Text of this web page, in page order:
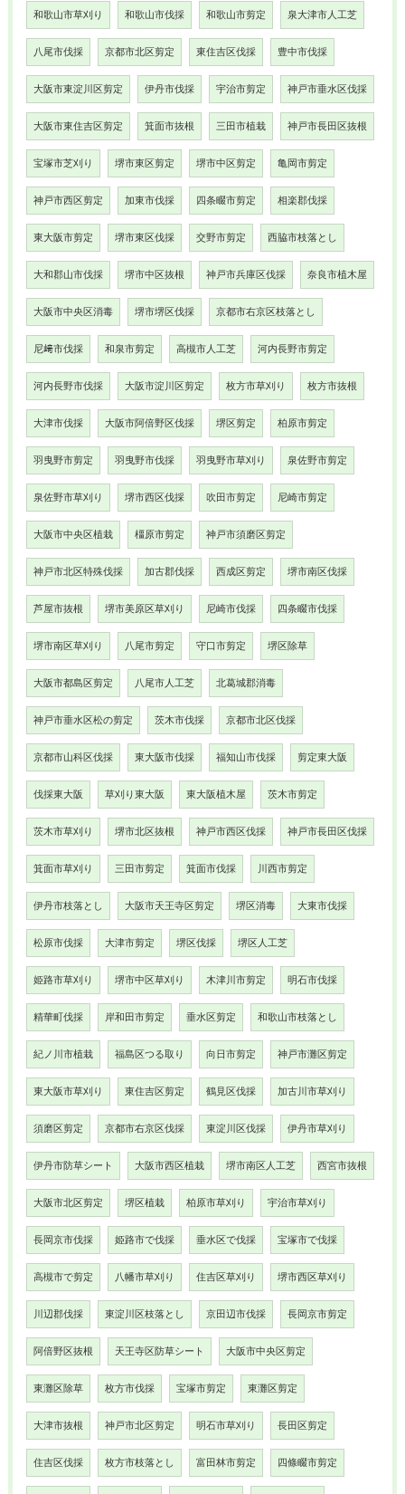
和歌山市草刈り 和歌山市伐採 和歌山市剪定 泉大津市人工芝
八尾市伐採 京都市北区剪定 東住吉区伐採 豊中市伐採
大阪市東淀川区剪定 伊丹市伐採 宇治市剪定 神戸市垂水区伐採
大阪市東住吉区剪定 箕面市抜根 三田市植栽 神戸市長田区抜根
宝塚市芝刈り 堺市東区剪定 堺市中区剪定 亀岡市剪定
神戸市西区剪定 加東市伐採 四条畷市剪定 相楽郡伐採
東大阪市剪定 堺市東区伐採 交野市剪定 西脇市枝落とし
大和郡山市伐採 堺市中区抜根 神戸市兵庫区伐採 奈良市植木屋
大阪市中央区消毒 堺市堺区伐採 京都市右京区枝落とし
尼﨑市伐採 和泉市剪定 高槻市人工芝 河内長野市剪定
河内長野市伐採 大阪市淀川区剪定 枚方市草刈り 枚方市抜根
大津市伐採 大阪市阿倍野区伐採 堺区剪定 柏原市剪定
羽曳野市剪定 羽曳野市伐採 羽曳野市草刈り 泉佐野市剪定
泉佐野市草刈り 堺市西区伐採 吹田市剪定 尼崎市剪定
大阪市中央区植栽 橿原市剪定 神戸市須磨区剪定
神戸市北区特殊伐採 加古郡伐採 西成区剪定 堺市南区伐採
芦屋市抜根 堺市美原区草刈り 尼崎市伐採 四条畷市伐採
堺市南区草刈り 八尾市剪定 守口市剪定 堺区除草
大阪市都島区剪定 八尾市人工芝 北葛城郡消毒
神戸市垂水区松の剪定 茨木市伐採 京都市北区伐採
京都市山科区伐採 東大阪市伐採 福知山市伐採 剪定東大阪
伐採東大阪 草刈り東大阪 東大阪植木屋 茨木市剪定
茨木市草刈り 堺市北区抜根 神戸市西区伐採 神戸市長田区伐採
箕面市草刈り 三田市剪定 箕面市伐採 川西市剪定
伊丹市枝落とし 大阪市天王寺区剪定 堺区消毒 大東市伐採
松原市伐採 大津市剪定 堺区伐採 堺区人工芝
姫路市草刈り 堺市中区草刈り 木津川市剪定 明石市伐採
精華町伐採 岸和田市剪定 垂水区剪定 和歌山市枝落とし
紀ノ川市植栽 福島区つる取り 向日市剪定 神戸市灘区剪定
東大阪市草刈り 東住吉区剪定 鶴見区伐採 加古川市草刈り
須磨区剪定 京都市右京区伐採 東淀川区伐採 伊丹市草刈り
伊丹市防草シート 大阪市西区植栽 堺市南区人工芝 西宮市抜根
大阪市北区剪定 堺区植栽 柏原市草刈り 宇治市草刈り
長岡京市伐採 姫路市で伐採 垂水区で伐採 宝塚市で伐採
高槻市で剪定 八幡市草刈り 住吉区草刈り 堺市西区草刈り
川辺郡伐採 東淀川区枝落とし 京田辺市伐採 長岡京市剪定
阿倍野区抜根 天王寺区防草シート 大阪市中央区剪定
東灘区除草 枚方市伐採 宝塚市剪定 東灘区剪定
大津市抜根 神戸市北区剪定 明石市草刈り 長田区剪定
住吉区伐採 枚方市枝落とし 富田林市剪定 四條畷市剪定